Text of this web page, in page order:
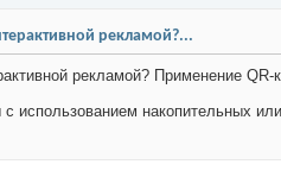
рекламой?...
рекламой? Применение
использованием накопительных